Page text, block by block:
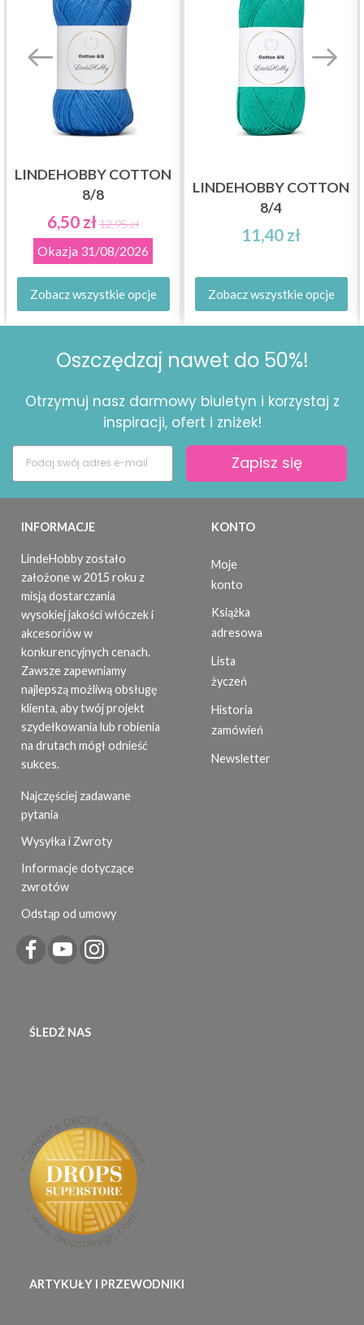
LINDEHOBBY COTTON
8/8
6,50 zł12,95 zł
Okazja 31/08/2026
Zobacz wszystkie opcje
LINDEHOBBY COTTON
8/4
11,40 zł
Zobacz wszystkie opcje
Oszczędzaj nawet do 50%!
Otrzymuj nasz darmowy biuletyn i korzystaj z
inspiracji, ofert i zniżek!
Zapisz się
INFORMACJE
LindeHobby zostało
założone w 2015 roku z
misją dostarczania
wysokiej jakości włóczek i
akcesoriów w
konkurencyjnych cenach.
Zawsze zapewniamy
najlepszą możliwą obsługę
klienta, aby twój projekt
szydełkowania lub robienia
na drutach mógł odnieść
sukces.
Najczęściej zadawane
pytania
Wysyłka i Zwroty
Informacje dotyczące
zwrotów
Odstąp od umowy
KONTO
Moje
konto
Książka
adresowa
Lista
życzeń
Historia
zamówień
Newsletter
ŚLEDŹ NAS
ARTYKUŁY I PRZEWODNIKI